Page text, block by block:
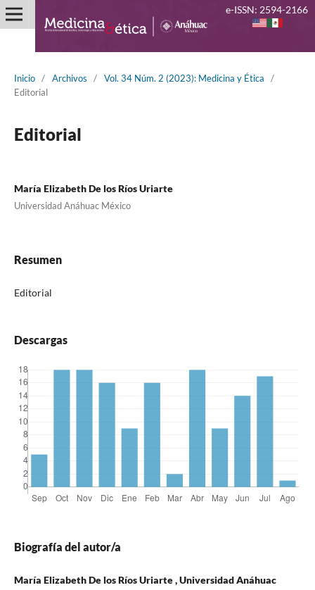
Inicio / Archivos / Vol. 34 Núm. 2 (2023): Medicina y Ética
/
Editorial
Editorial
María Elizabeth De los Ríos Uriarte
Universidad Anáhuac México
Resumen
Editorial
Descargas
Biografía del autor/a
María Elizabeth De los Ríos Uriarte , Universidad Anáhuac
e-ISSN: 2594-2166